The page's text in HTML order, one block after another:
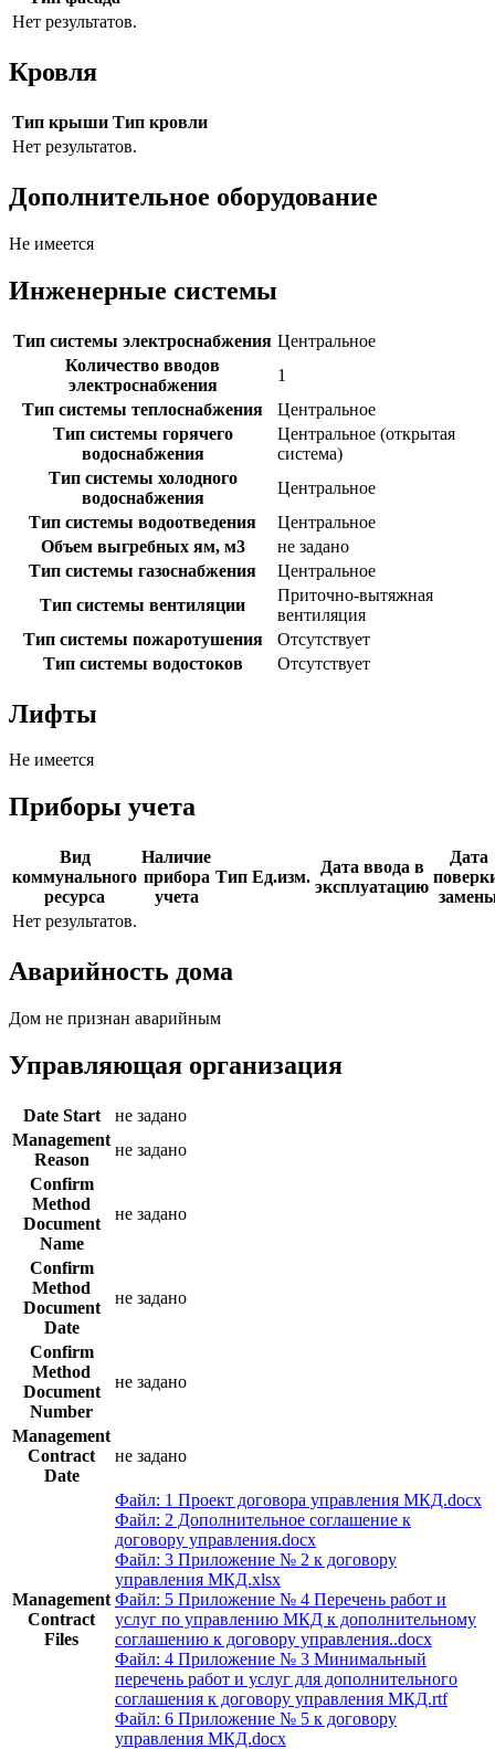
Нет результатов.
Кровля
Тип крыши Тип кровли
Нет результатов.
Дополнительное оборудование
Не имеется
Инженерные системы
Тип системы электроснабжения Центральное
Количество вводов
электроснабжения
1
Тип системы теплоснабжения
Центральное
Тип системы горячего
водоснабжения
Центральное (открытая
система)
Тип системы холодного
водоснабжения
Центральное
Тип системы водоотведения
Центральное
Объем выгребных ям, м3
не задано
Тип системы газоснабжения
Центральное
Тип системы вентиляции
Приточно-вытяжная
вентиляция
Тип системы пожаротушения
Отсутствует
Тип системы водостоков
Отсутствует
Лифты
Не имеется
Приборы учета
Вид
коммунального
ресурса
Наличие
прибора
учета
Тип Ед.изм.
Дата ввода в
эксплуатацию
Дата
Нет результатов.
Аварийность дома
Дом не признан аварийным
Управляющая организация
Date Start
не задано
Management
Reason
не задано
Confirm
Method
Document
Name
не задано
Confirm
Method
Document
Date
не задано
Confirm
Method
Document
Number
не задано
Management
Contract
Date
не задано
Management
Contract
Files
Файл: 1 Проект договора управления МКД.docx
Файл: 2 Дополнительное соглашение к
договору управления.docx
Файл: 3 Приложение № 2 к договору
управления МКД.xlsx
Файл: 5 Приложение № 4 Перечень работ и
услуг по управлению МКД к дополнительному
соглашению к договору управления..docx
Файл: 4 Приложение № 3 Минимальный
перечень работ и услуг для дополнительного
соглашения к договору управления МКД.rtf
Файл: 6 Приложение № 5 к договору
управления МКД.docx